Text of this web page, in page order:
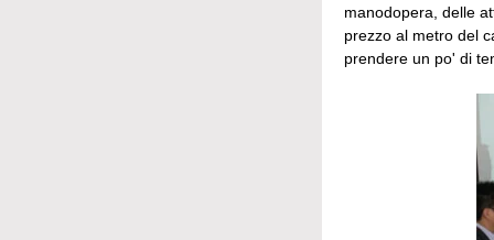
manodopera, delle
prezzo al metro del
prendere un po' di